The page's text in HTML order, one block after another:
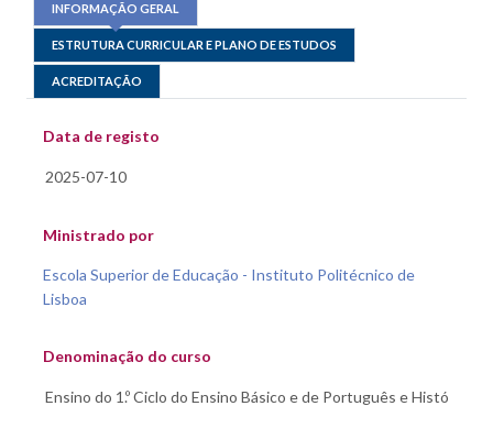
INFORMAÇÃO GERAL
ESTRUTURA CURRICULAR E PLANO DE ESTUDOS
ACREDITAÇÃO
Data de registo
Ministrado por
Escola Superior de Educação - Instituto Politécnico de
Lisboa
Denominação do curso